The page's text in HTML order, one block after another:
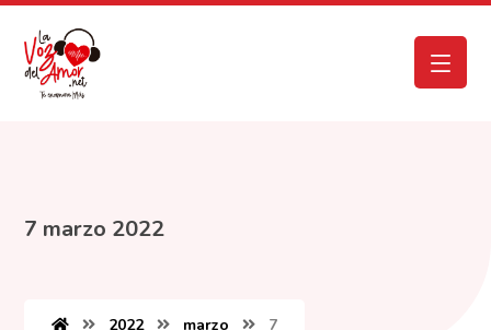
7 marzo 2022
2022 marzo 7